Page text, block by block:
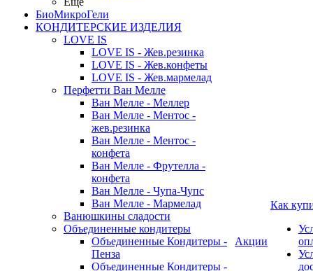
БиоМикроГели
КОНДИТЕРСКИЕ ИЗДЕЛИЯ
LOVE IS
LOVE IS - Жев.резинка
LOVE IS - Жев.конфеты
LOVE IS - Жев.мармелад
Перфетти Ван Мелле
Ван Мелле - Меллер
Ван Мелле - Ментос -
жев.резинка
Ван Мелле - Ментос -
конфета
Ван Мелле - Фрутелла -
конфета
Ван Мелле - Чупа-Чупс
Ван Мелле - Мармелад
Ванюшкины сладости
Объединенные кондитеры
Объединенные Кондитеры -
Пенза
Объединенные Кондитеры -
Акции
Как